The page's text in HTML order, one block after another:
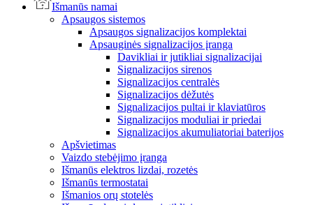
Išmanūs namai
Apsaugos sistemos
Apsaugos signalizacijos komplektai
Apsauginės signalizacijos įranga
Davikliai ir jutikliai signalizacijai
Signalizacijos sirenos
Signalizacijos centralės
Signalizacijos dėžutės
Signalizacijos pultai ir klaviatūros
Signalizacijos moduliai ir priedai
Signalizacijos akumuliatoriai baterijos
Apšvietimas
Vaizdo stebėjimo įranga
Išmanūs elektros lizdai, rozetės
Išmanūs termostatai
Išmanios orų stotelės